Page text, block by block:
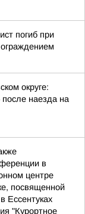
погиб при
округе:
наезда на
в
центре
посвященной
Ессентуках
"Курортное